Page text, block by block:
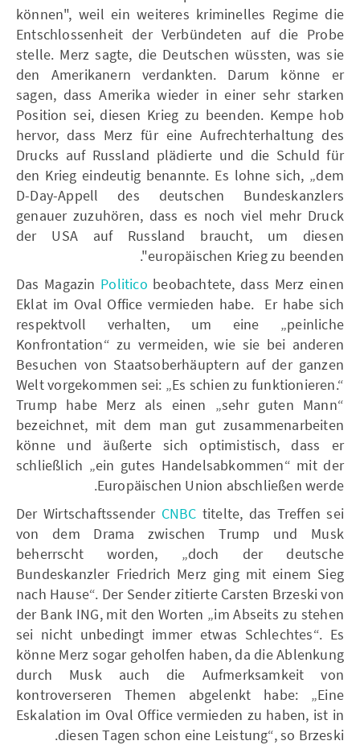
können", weil ein weiteres kriminelles Regime die
Entschlossenheit der Verbündeten auf die Probe
stelle. Merz sagte, die Deutschen wüssten, was sie
den Amerikanern verdankten. Darum könne er
sagen, dass Amerika wieder in einer sehr starken
Position sei, diesen Krieg zu beenden. Kempe hob
hervor, dass Merz für eine Aufrechterhaltung des
Drucks auf Russland plädierte und die Schuld für
den Krieg eindeutig benannte. Es lohne sich, „dem
D-Day-Appell des deutschen Bundeskanzlers
genauer zuzuhören, dass es noch viel mehr Druck
der USA auf Russland braucht, um diesen
europäischen Krieg zu beenden".
Das Magazin Politico beobachtete, dass Merz einen
Eklat im Oval Office vermieden habe. Er habe sich
respektvoll verhalten, um eine „peinliche
Konfrontation“ zu vermeiden, wie sie bei anderen
Besuchen von Staatsoberhäuptern auf der ganzen
Welt vorgekommen sei: „Es schien zu funktionieren.“
Trump habe Merz als einen „sehr guten Mann“
bezeichnet, mit dem man gut zusammenarbeiten
könne und äußerte sich optimistisch, dass er
schließlich „ein gutes Handelsabkommen“ mit der
Europäischen Union abschließen werde.
Der Wirtschaftssender CNBC titelte, das Treffen sei
von dem Drama zwischen Trump und Musk
beherrscht worden, „doch der deutsche
Bundeskanzler Friedrich Merz ging mit einem Sieg
nach Hause“. Der Sender zitierte Carsten Brzeski von
der Bank ING, mit den Worten „im Abseits zu stehen
sei nicht unbedingt immer etwas Schlechtes“. Es
könne Merz sogar geholfen haben, da die Ablenkung
durch Musk auch die Aufmerksamkeit von
kontroverseren Themen abgelenkt habe: „Eine
Eskalation im Oval Office vermieden zu haben, ist in
diesen Tagen schon eine Leistung“, so Brzeski.